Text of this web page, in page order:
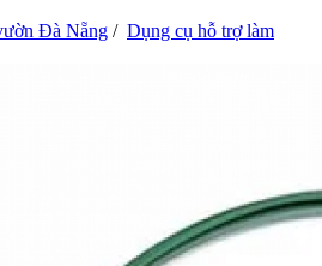
Đà Nẵng / Dụng cụ hỗ trợ làm